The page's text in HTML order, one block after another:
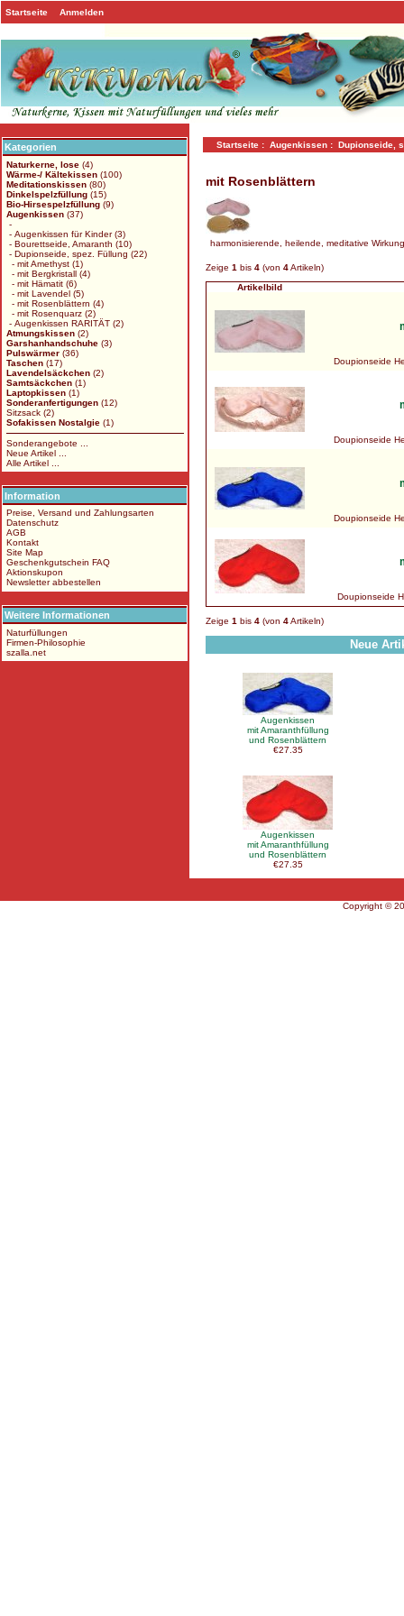
Startseite Anmelden
Kategorien
Naturkerne, lose(4)
Wärme-/ Kältekissen(100)
Meditationskissen(80)
Dinkelspelzfüllung(15)
Bio-Hirsespelzfüllung(9)
Augenkissen(37)
-
- Augenkissen für Kinder(3)
- Bourettseide, Amaranth (10)
- Dupionseide, spez. Füllung (22)
- mit Amethyst(1)
- mit Bergkristall(4)
- mit Hämatit(6)
- mit Lavendel(5)
- mit Rosenblättern (4)
- mit Rosenquarz(2)
- Augenkissen RARITÄT(2)
Atmungskissen(2)
Garshanhandschuhe(3)
Pulswärmer(36)
Taschen(17)
Lavendelsäckchen(2)
Samtsäckchen(1)
Laptopkissen(1)
Sonderanfertigungen(12)
Sitzsack(2)
Sofakissen Nostalgie(1)
Sonderangebote ...
Neue Artikel ...
Alle Artikel ...
Information
Preise, Versand und Zahlungsarten
Datenschutz
AGB
Kontakt
Site Map
Geschenkgutschein FAQ
Aktionskupon
Newsletter abbestellen
Weitere Informationen
Naturfüllungen
Firmen-Philosophie
szalla.net
Startseite : Augenkissen : Dupionseide,
mit Rosenblättern
harmonisierende, heilende, meditative Wirkung
Zeige 1 bis 4 (von 4Artikeln)
Artikelbild
Doupionseide
Doupionseide
Doupionseide
Doupionseide
Zeige 1 bis 4 (von 4Artikeln)
Neue
Augenkissen
mit Amaranthfüllung
und Rosenblättern
€27.35
Augenkissen
mit Amaranthfüllung
und Rosenblättern
€27.35
Copyright ©